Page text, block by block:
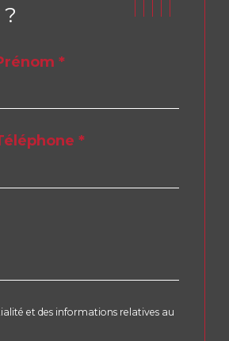
*
*
et des informations relatives au